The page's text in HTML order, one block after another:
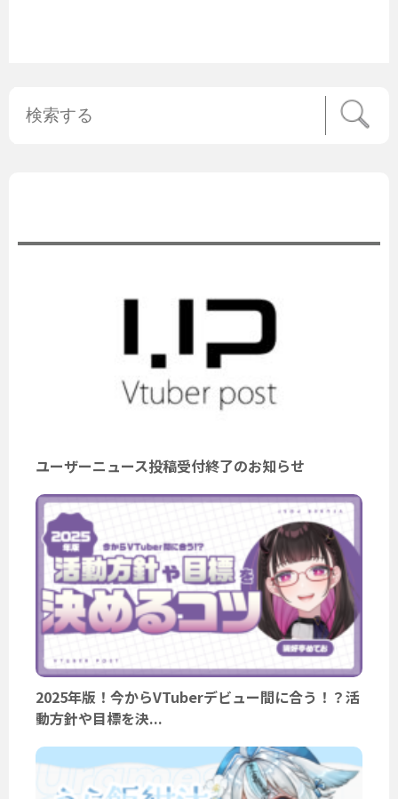
ユーザーニュース投稿受付終了のお知らせ
2025年版！今からVTuberデビュー間に合う！？活
動方針や目標を決...